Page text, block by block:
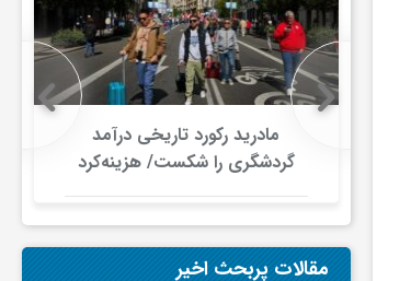
مادرید رکورد تاریخی درآمد
گردشگری را شکست/ هزینه‌کرد
گردشگران خارجی از ۱۰ میلیارد
مقالات پربحث اخیر